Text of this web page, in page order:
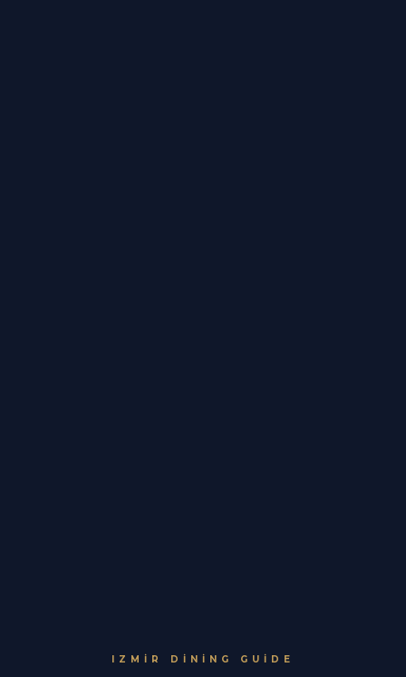
IZMIR DINING GUIDE